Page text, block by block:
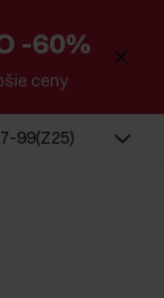
-60%
ceny
99(Z25)